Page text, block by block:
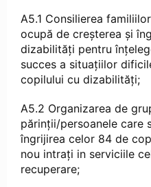
A5.1 Consilierea
ocupă de creșterea și
dizabilități pentru
succes a situațiilor
copilului cu dizabilități;
A5.2 Organizarea de
părinții/persoanele care
îngrijirea celor 84 de
nou intrați in serviciile
recuperare;